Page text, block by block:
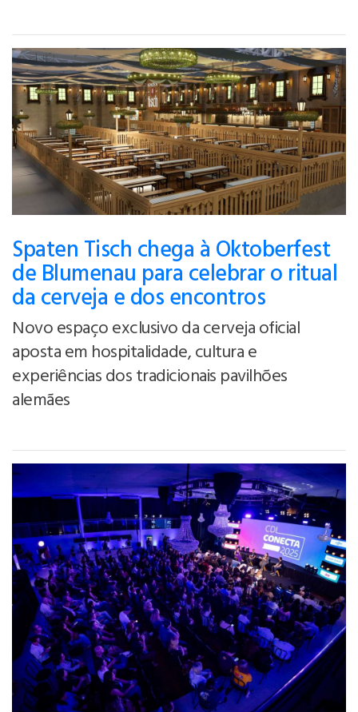
Spaten Tisch chega à Oktoberfest
de Blumenau para celebrar o ritual
da cerveja e dos encontros
Novo espaço exclusivo da cerveja oficial
aposta em hospitalidade, cultura e
experiências dos tradicionais pavilhões
alemães